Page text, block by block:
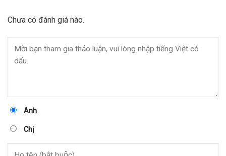
Chưa có đánh giá nào.
Anh
Chị